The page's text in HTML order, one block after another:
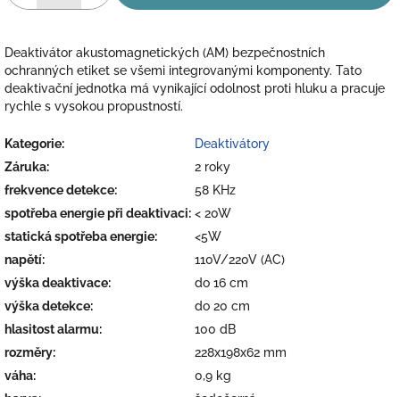
Deaktivátor akustomagnetických (AM) bezpečnostních
ochranných etiket se všemi integrovanými komponenty. Tato
deaktivační jednotka má vynikající odolnost proti hluku a pracuje
rychle s vysokou propustností.
Kategorie:
Deaktivátory
Záruka:
2 roky
frekvence detekce:
58 KHz
spotřeba energie při deaktivaci: < 20W
statická spotřeba energie:
<5W
napětí:
110V/220V (AC)
výška deaktivace:
do 16 cm
výška detekce:
do 20 cm
hlasitost alarmu:
100 dB
rozměry:
228x198x62 mm
váha:
0,9 kg